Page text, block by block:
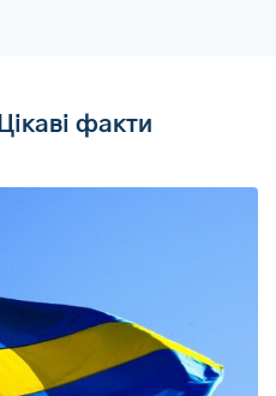
Цікаві факти